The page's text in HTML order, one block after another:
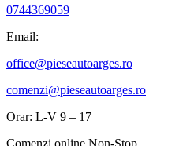
0744369059
Email:
office@pieseautoarges.ro
comenzi@pieseautoarges.ro
Orar: L-V 9 – 17
Comenzi online Non-Stop